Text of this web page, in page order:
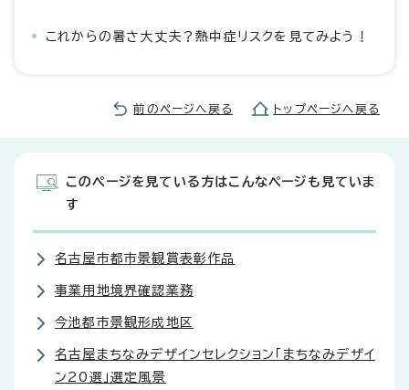
これからの暑さ大丈夫？熱中症リスクを見てみよう！
前のページへ戻る トップページへ戻る
このページを見ている方はこんなページも見ていま
す
名古屋市都市景観賞表彰作品
事業用地境界確認業務
今池都市景観形成地区
名古屋まちなみデザインセレクション「まちなみデザイ
ン20選」選定風景